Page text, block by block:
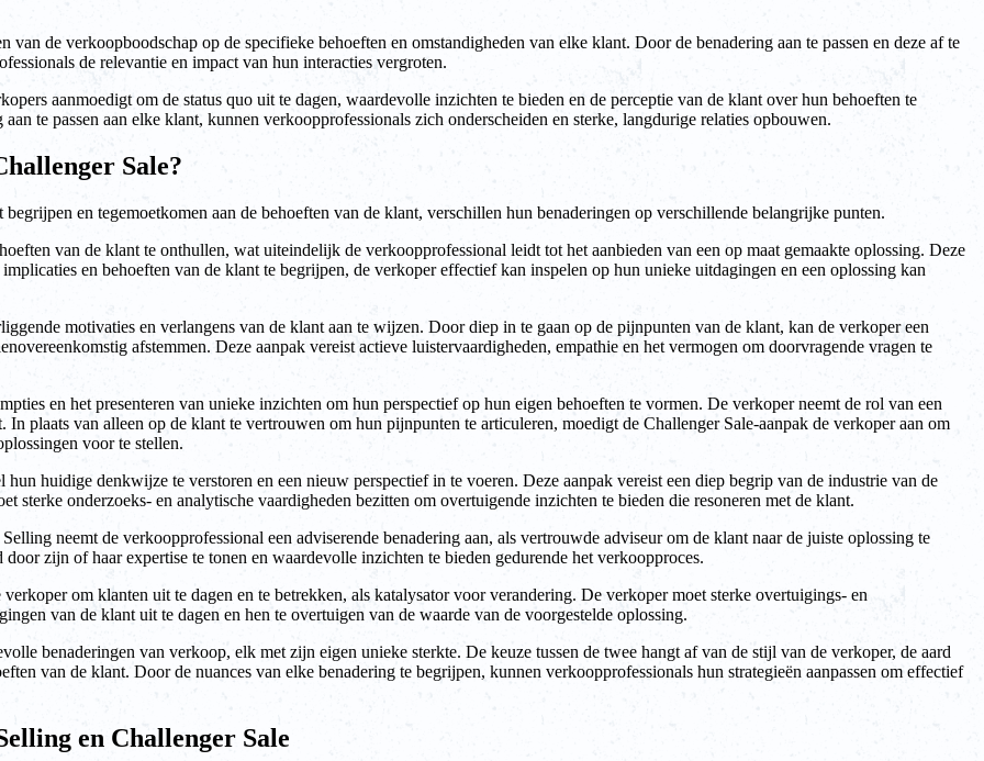
de verkoopboodschap op de specifieke behoeften en omstandigheden van elke klant. Door de benadering aan te passen en deze af te
de relevantie en impact van hun interacties vergroten.
aanmoedigt om de status quo uit te dagen, waardevolle inzichten te bieden en de perceptie van de klant over hun behoeften te
te passen aan elke klant, kunnen verkoopprofessionals zich onderscheiden en sterke, langdurige relaties opbouwen.
Sale?
en tegemoetkomen aan de behoeften van de klant, verschillen hun benaderingen op verschillende belangrijke punten.
van de klant te onthullen, wat uiteindelijk de verkoopprofessional leidt tot het aanbieden van een op maat gemaakte oplossing. Deze
en behoeften van de klant te begrijpen, de verkoper effectief kan inspelen op hun unieke uitdagingen en een oplossing kan
motivaties en verlangens van de klant aan te wijzen. Door diep in te gaan op de pijnpunten van de klant, kan de verkoper een
afstemmen. Deze aanpak vereist actieve luistervaardigheden, empathie en het vermogen om doorvragende vragen te
en het presenteren van unieke inzichten om hun perspectief op hun eigen behoeften te vormen. De verkoper neemt de rol van een
plaats van alleen op de klant te vertrouwen om hun pijnpunten te articuleren, moedigt de Challenger Sale-aanpak de verkoper aan om
voor te stellen.
huidige denkwijze te verstoren en een nieuw perspectief in te voeren. Deze aanpak vereist een diep begrip van de industrie van de
sterke onderzoeks- en analytische vaardigheden bezitten om overtuigende inzichten te bieden die resoneren met de klant.
neemt de verkoopprofessional een adviserende benadering aan, als vertrouwde adviseur om de klant naar de juiste oplossing te
zijn of haar expertise te tonen en waardevolle inzichten te bieden gedurende het verkoopproces.
om klanten uit te dagen en te betrekken, als katalysator voor verandering. De verkoper moet sterke overtuigings- en
van de klant uit te dagen en hen te overtuigen van de waarde van de voorgestelde oplossing.
benaderingen van verkoop, elk met zijn eigen unieke sterkte. De keuze tussen de twee hangt af van de stijl van de verkoper, de aard
van de klant. Door de nuances van elke benadering te begrijpen, kunnen verkoopprofessionals hun strategieën aanpassen om effectief
en Challenger Sale